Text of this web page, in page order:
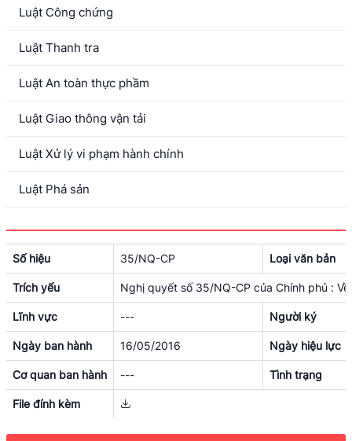
Luật Công chứng
Luật Thanh tra
Luật An toàn thực phầm
Luật Giao thông vận tải
Luật Xử lý vi phạm hành chính
Luật Phá sản
Số hiệu 35/NQ-CP Loại văn bản
Trích yếu Nghị quyết số 35/NQ-CP của Chính phủ :
Lĩnh vực --- Người ký
Ngày ban hành 16/05/2016 Ngày hiệu lực
Cơ quan ban hành --- Tình trạng
File đính kèm